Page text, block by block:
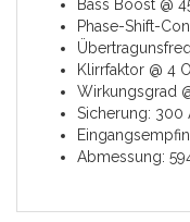
Bass Boost @
Phase-Shift-
Klirrfaktor @ 4
Wirkungsgrad
Sicherung: 300
Abmessung: